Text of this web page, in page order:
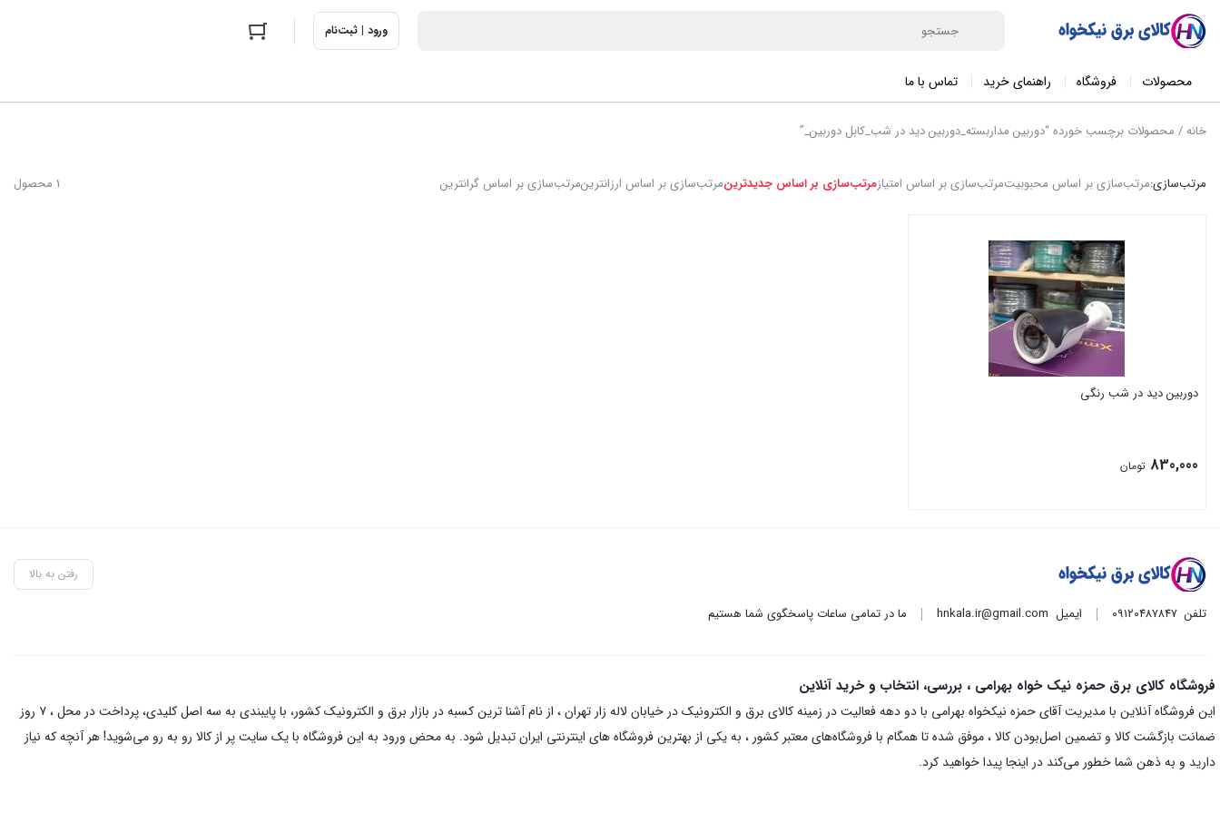
ورود | ثبت‌نام
محصولات فروشگاه راهنمای خرید تماس با ما
خانه/ محصولات برچسب خورده “دوربین مداربسته_دوربین دید در شب_کابل دوربین_”
1 محصول مرتب‌سازی:مرتب‌سازی بر اساس محبوبیتمرتب‌سازی بر اساس امتیازمرتب‌سازی بر اساس جدیدترینمرتب‌سازی بر اساس ارزانترینمرتب‌سازی بر اساس گرانترین
دوربین دید در شب رنگی
830,000 تومان
رفتن به بالا
تلفن ۰۹۱۲۰۴۸۷۸۴۷ ایمیل hnkala.ir@gmail.com ما در تمامی ساعات پاسخگوی شما هستیم
فروشگاه کالای برق حمزه نیک خواه بهرامی ، بررسی، انتخاب و خرید آنلاین
این فروشگاه آنلاین با مدیریت آقای حمزه نیکخواه بهرامی با دو دهه فعالیت در زمینه کالای برق و الکترونیک در خیابان لاله زار تهران ، از نام آشنا ترین کسبه در بازار برق و الکترونیک کشور، با پایبندی به سه اصل کلیدی، پرداخت در محل ، ۷ روز
ضمانت بازگشت کالا و تضمین اصل‌بودن کالا ، موفق شده تا همگام با فروشگاه‌های معتبر کشور ، به یکی از بهترین فروشگاه های اینترنتی ایران تبدیل شود. به محض ورود به این فروشگاه با یک سایت پر از کالا رو به رو می‌شوید! هر آنچه که نیاز
دارید و به ذهن شما خطور می‌کند در اینجا پیدا خواهید کرد.